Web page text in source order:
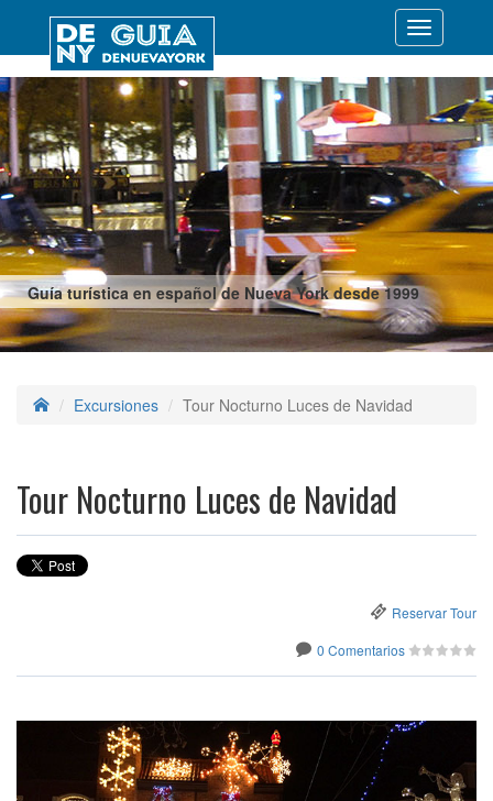
Guía turística en español de Nueva York desde 1999
Desplegar
Excursiones Tour Nocturno Luces de Navidad
Tour Nocturno Luces de Navidad
Reservar Tour
0 Comentarios